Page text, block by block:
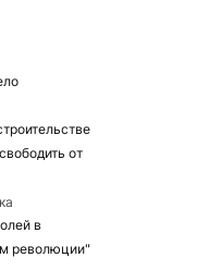
от
в
революции"